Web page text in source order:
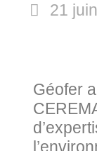
21
Géofer